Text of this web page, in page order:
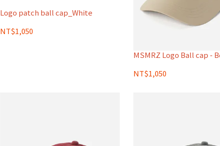
Logo patch ball cap_White
NT$1,050
MSMRZ Logo Ball cap -
NT$1,050